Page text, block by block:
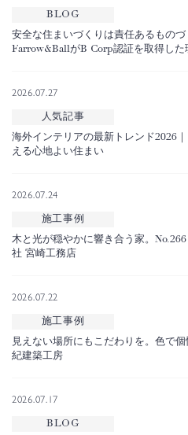
BLOG
安全な住まいづくりは責任あるもの
Farrow&BallがB Corp認証を取得した
2026.07.27
人気記事
海外インテリアの最新トレンド2026
える心地よい住まい
2026.07.24
施工事例
木と光が穏やかに響き合う家。
社 宮崎工務店
2026.07.22
施工事例
見えない場所にもこだわりを。色で
紀建築工房
2026.07.17
BLOG